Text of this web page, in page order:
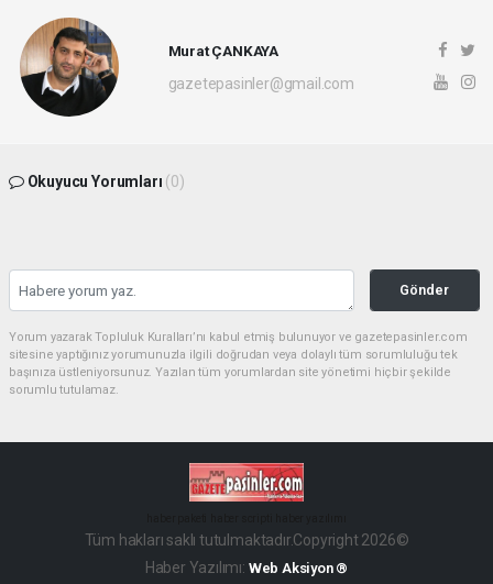
Murat ÇANKAYA
gazetepasinler@gmail.com
Okuyucu Yorumları (0)
Gönder
Yorum yazarak Topluluk Kuralları’nı kabul etmiş bulunuyor ve gazetepasinler.com
sitesine yaptığınız yorumunuzla ilgili doğrudan veya dolaylı tüm sorumluluğu tek
başınıza üstleniyorsunuz. Yazılan tüm yorumlardan site yönetimi hiçbir şekilde
sorumlu tutulamaz.
Tüm hakları saklı tutulmaktadır.Copyright 2026©
Haber Yazılımı: Web Aksiyon ®